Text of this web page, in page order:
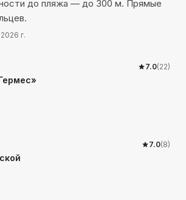
до пляжа — до 300 м. Прямые
г.
7.0(22)
7.0(8)